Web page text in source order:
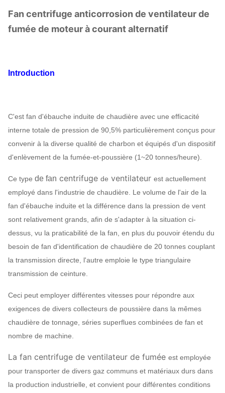
Fan centrifuge anticorrosion de ventilateur de
fumée de moteur à courant alternatif
Introduction
C'est fan d'ébauche induite de chaudière avec une efficacité
interne totale de pression de 90,5% particulièrement conçus pour
convenir à la diverse qualité de charbon et équipés d'un dispositif
d'enlèvement de la fumée-et-poussière (1~20 tonnes/heure).
Ce type de fan centrifuge de ventilateur est actuellement
employé dans l'industrie de chaudière. Le volume de l'air de la
fan d'ébauche induite et la différence dans la pression de vent
sont relativement grands, afin de s'adapter à la situation ci-
dessus, vu la praticabilité de la fan, en plus du pouvoir étendu du
besoin de fan d'identification de chaudière de 20 tonnes couplant
la transmission directe, l'autre emploie le type triangulaire
transmission de ceinture.
Ceci peut employer différentes vitesses pour répondre aux
exigences de divers collecteurs de poussière dans la mêmes
chaudière de tonnage, séries superflues combinées de fan et
nombre de machine.
La fan centrifuge de ventilateur de fumée est employée
pour transporter de divers gaz communs et matériaux durs dans
la production industrielle, et convient pour différentes conditions